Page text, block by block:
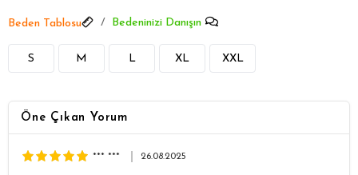
Beden Tablosu Bedeninizi Danışın
S M L XL XXL
Öne Çıkan Yorum
*** *** 26.08.2025